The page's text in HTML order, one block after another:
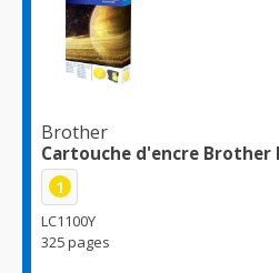
Brother
Cartouche d'encre Brother
1
LC1100Y
325 pages